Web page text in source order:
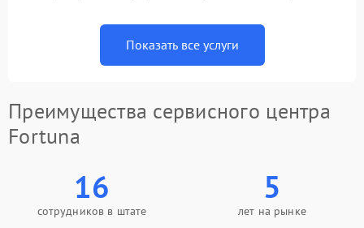
Показать все услуги
Преимущества сервисного центра
Fortuna
16
сотрудников в штате
5
лет на рынке